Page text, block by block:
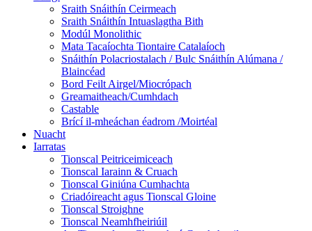
Sraith Snáithín Ceirmeach
Sraith Snáithín Intuaslagtha Bith
Modúl Monolithic
Mata Tacaíochta Tiontaire Catalaíoch
Snáithín Polacriostalach / Bulc Snáithín Alúmana /
Blaincéad
Bord Feilt Airgel/Miocrópach
Greamaitheach/Cumhdach
Castable
Brící il-mheáchan éadrom /Moirtéal
Nuacht
Iarratas
Tionscal Peitriceimiceach
Tionscal Iarainn & Cruach
Tionscal Giniúna Cumhachta
Criadóireacht agus Tionscal Gloine
Tionscal Stroighne
Tionscal Neamhfheiriúil